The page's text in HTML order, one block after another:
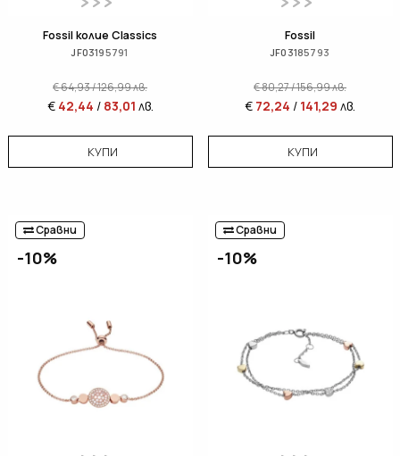
Fossil колие Classics
JF03195791
€64,93/126,99лв.
€ 42,44 / 83,01 лв.
КУПИ
Fossil
JF03185793
€80,27/156,99лв.
€ 72,24 / 141,29 лв.
КУПИ
Сравни
-10%
Сравни
-10%